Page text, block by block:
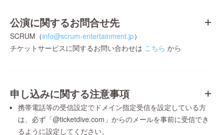
公演に関するお問合せ先
SCRUM（info@scrum-entertainment.jp）
チケットサービスに関するお問い合わせは こちら から
申し込みに関する注意事項
携帯電話等の受信設定でドメイン指定受信を設定している方
は、必ず「@ticketdive.com」からのメールを事前に受信でき
るように設定してください。